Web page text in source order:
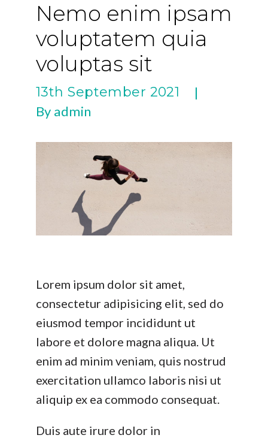
Nemo enim ipsam
voluptatem quia
voluptas sit
13th September 2021
|
By admin
Lorem ipsum dolor sit amet,
consectetur adipisicing elit, sed do
eiusmod tempor incididunt ut
labore et dolore magna aliqua. Ut
enim ad minim veniam, quis nostrud
exercitation ullamco laboris nisi ut
aliquip ex ea commodo consequat.
Duis aute irure dolor in